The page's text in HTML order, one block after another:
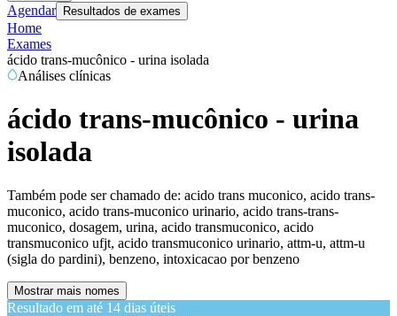
Agendar Resultados de exames
Home
Exames
ácido trans-mucônico - urina isolada
Análises clínicas
ácido trans-mucônico - urina
isolada
Também pode ser chamado de: acido trans muconico, acido trans-
muconico, acido trans-muconico urinario, acido trans-trans-
muconico, dosagem, urina, acido transmuconico, acido
transmuconico ufjt, acido transmuconico urinario, attm-u, attm-u
(sigla do pardini), benzeno, intoxicacao por benzeno
Mostrar mais nomes
Resultado em até 14 dias úteis